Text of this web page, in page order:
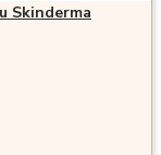
Skinderma